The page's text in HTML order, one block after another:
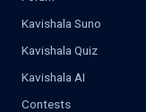
Kavishala Suno
Kavishala Quiz
Kavishala AI
Contests